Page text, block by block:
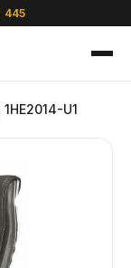
445
U1